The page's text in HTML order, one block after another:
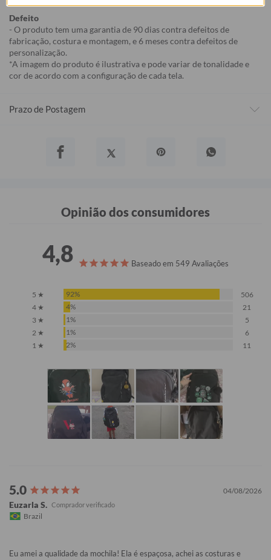
Defeito
- O produto tem uma garantia de 90 dias contra defeitos de
fabricação, costura e montagem, e 6 meses contra defeitos de
personalização.
*A imagem do produto é ilustrativa e pode variar de tonalidade e
cor de acordo com a configuração de cada tela.
Prazo de Postagem
Opinião dos consumidores
4,8 Baseado em 549 Avaliações
5 ★ 92%
506
4 ★
4%
21
3 ★
1%
5
2 ★
1%
6
1 ★
2% 11
04/08/2026
Euzarla S.
Brazil
Eu amei a qualidade da mochila! Ela é espaçosa, achei as costuras e